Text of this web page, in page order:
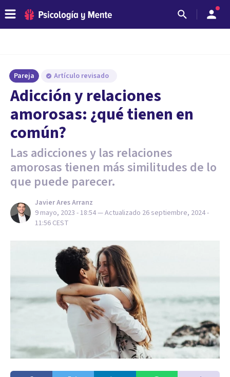
Pareja Artículo revisado
Adicción y relaciones
amorosas: ¿qué tienen en
común?
Las adicciones y las relaciones
amorosas tienen más similitudes de lo
que puede parecer.
Javier Ares Arranz
9 mayo, 2023 - 18:54— Actualizado 26 septiembre, 2024 -
11:56 CEST